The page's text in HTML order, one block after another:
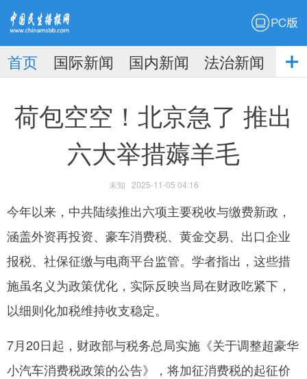
播
报
网
首页 国际新闻 国内新闻 法治新闻
社
荷包空空！北京急了 推出
六大举措薅羊毛
未知 2025-11-05 04:16
今年以来，中共陆续推出六项主要税收与缴费新政，
涵盖外资再投资、豪车消费税、黄金交易、出口企业
报税、社保征缴与电商平台监管。学者指出，这些措
施虽名义为政策优化，实际反映当局在财政吃紧下，
以细则化加税维持收支稳定。
7月20日起，财政部与税务总局实施《关于调整超豪华
小汽车消费税政策的公告》，将加征消费税的起征价